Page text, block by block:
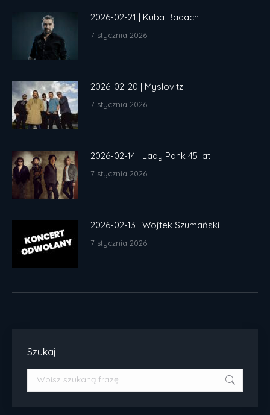
2026-02-21 | Kuba Badach
7 stycznia 2026
2026-02-20 | Myslovitz
7 stycznia 2026
2026-02-14 | Lady Pank 45 lat
7 stycznia 2026
2026-02-13 | Wojtek Szumański
7 stycznia 2026
Szukaj
Szukaj: